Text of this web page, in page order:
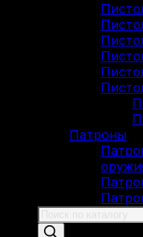
Патроны
Поиск
товаров